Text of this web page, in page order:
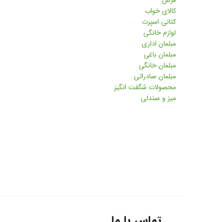
کالای خواب
کتانی اسپرت
لوازم خانگی
مبلمان اداری
مبلمان باغی
مبلمان خانگی
مبلمان صادراتی
محصولات شگفت انگیز
میز و صندلی